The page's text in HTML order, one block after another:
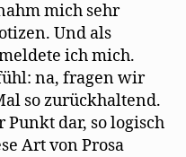
mich sehr
Und als
ich mich.
na, fragen wir
so zurückhaltend.
dar, so logisch
Art von Prosa